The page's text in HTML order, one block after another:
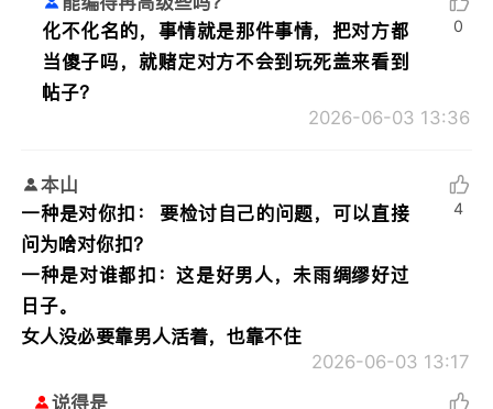
化不化名的，事情就是那件事情，把对方都
当傻子吗，就赌定对方不会到玩死盖来看到
帖子？
2026-06-03 13:36
0
本山
一种是对你扣： 要检讨自己的问题，可以直接
问为啥对你扣？
一种是对谁都扣：这是好男人，未雨绸缪好过
日子。
女人没必要靠男人活着，也靠不住
2026-06-03 13:17
4
说得是